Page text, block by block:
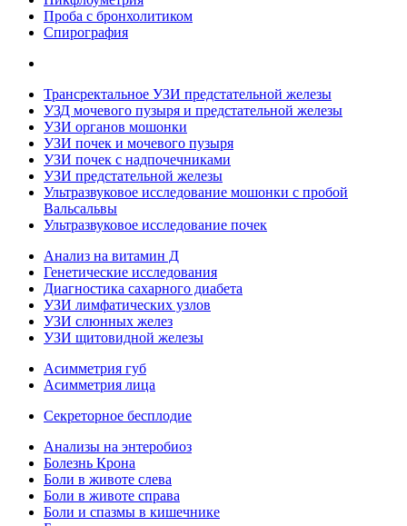
Проба с бронхолитиком
Спирография
Трансректальное УЗИ предстательной железы
УЗД мочевого пузыря и предстательной железы
УЗИ органов мошонки
УЗИ почек и мочевого пузыря
УЗИ почек с надпочечниками
УЗИ предстательной железы
Ультразвуковое исследование мошонки с пробой
Вальсальвы
Ультразвуковое исследование почек
Анализ на витамин Д
Генетические исследования
Диагностика сахарного диабета
УЗИ лимфатических узлов
УЗИ слюнных желез
УЗИ щитовидной железы
Асимметрия губ
Асимметрия лица
Секреторное бесплодие
Анализы на энтеробиоз
Болезнь Крона
Боли в животе слева
Боли в животе справа
Боли и спазмы в кишечнике